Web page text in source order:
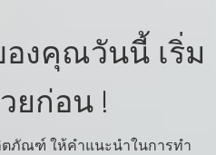
งคุณวันนี้ เริ่ม
ยก่อน !
ตภัณฑ์ ให้คำแนะนำในการทำ